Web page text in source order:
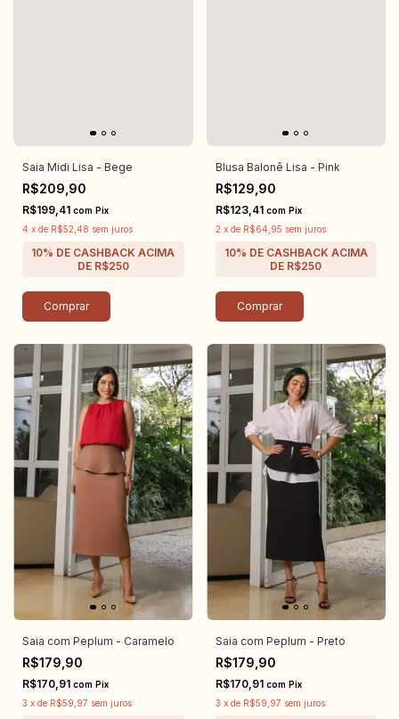
Saia Midi Lisa - Bege
R$209,90
R$199,41 com Pix
4 x de R$52,48 sem juros
Comprar
Blusa Balonê Lisa - Pink
R$129,90
R$123,41 com Pix
2 x de R$64,95 sem juros
Comprar
Saia com Peplum - Caramelo
R$179,90
R$170,91 com Pix
3 x de R$59,97 sem juros
Saia com Peplum - Preto
R$179,90
R$170,91 com Pix
3 x de R$59,97 sem juros